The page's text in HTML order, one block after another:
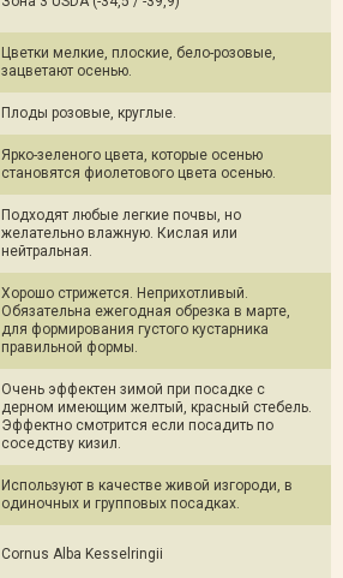
Цветки мелкие, плоские, бело-розовые,
зацветают осенью.
Плоды розовые, круглые.
Ярко-зеленого цвета, которые осенью
становятся фиолетового цвета осенью.
Подходят любые легкие почвы, но
желательно влажную. Кислая или
нейтральная.
Хорошо стрижется. Неприхотливый.
Обязательна ежегодная обрезка в марте,
для формирования густого кустарника
правильной формы.
Очень эффектен зимой при посадке с
дерном имеющим желтый, красный стебель.
Эффектно смотрится если посадить по
соседству кизил.
Используют в качестве живой изгороди, в
одиночных и групповых посадках.
Cornus Alba Kesselringii